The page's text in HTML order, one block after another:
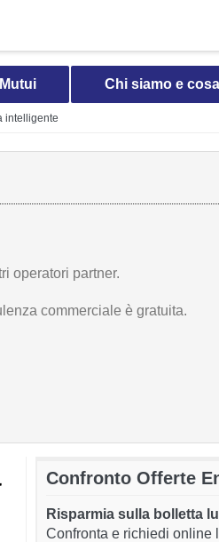
Mutui Chi siamo e
intelligente
operatori partner.
commerciale è gratuita.
Confronto Offerte
Risparmia sulla bolletta
Confronta e richiedi online